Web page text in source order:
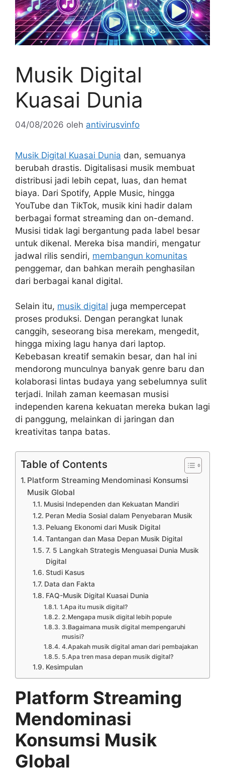
Musik Digital
Kuasai Dunia
04/08/2026 oleh antivirusvinfo
Musik Digital Kuasai Dunia dan, semuanya
berubah drastis. Digitalisasi musik membuat
distribusi jadi lebih cepat, luas, dan hemat
biaya. Dari Spotify, Apple Music, hingga
YouTube dan TikTok, musik kini hadir dalam
berbagai format streaming dan on-demand.
Musisi tidak lagi bergantung pada label besar
untuk dikenal. Mereka bisa mandiri, mengatur
jadwal rilis sendiri, membangun komunitas
penggemar, dan bahkan meraih penghasilan
dari berbagai kanal digital.
Selain itu, musik digital juga mempercepat
proses produksi. Dengan perangkat lunak
canggih, seseorang bisa merekam, mengedit,
hingga mixing lagu hanya dari laptop.
Kebebasan kreatif semakin besar, dan hal ini
mendorong munculnya banyak genre baru dan
kolaborasi lintas budaya yang sebelumnya sulit
terjadi. Inilah zaman keemasan musisi
independen karena kekuatan mereka bukan lagi
di panggung, melainkan di jaringan dan
kreativitas tanpa batas.
Table of Contents
Platform Streaming Mendominasi Konsumsi
Musik Global
Musisi Independen dan Kekuatan Mandiri
Peran Media Sosial dalam Penyebaran Musik
Peluang Ekonomi dari Musik Digital
Tantangan dan Masa Depan Musik Digital
7. 5 Langkah Strategis Menguasai Dunia Musik
Digital
Studi Kasus
Data dan Fakta
FAQ-Musik Digital Kuasai Dunia
1.Apa itu musik digital?
2.Mengapa musik digital lebih popule
3.Bagaimana musik digital mempengaruhi
musisi?
4.Apakah musik digital aman dari pembajakan
5.Apa tren masa depan musik digital?
Kesimpulan
Platform Streaming
Mendominasi
Konsumsi Musik
Global